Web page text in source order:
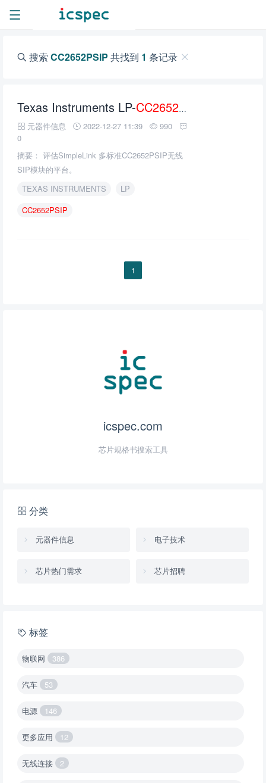
搜索 CC2652PSIP 共找到 1 条记录
Texas Instruments LP-CC2652PSIP
元器件信息 2022-12-27 11:39
990
0
摘要： 评估SimpleLink 多标准CC2652PSIP无线
SIP模块的平台。
TEXAS INSTRUMENTS
LP
CC2652PSIP
1
icspec.com
芯片规格书搜索工具
分类
元器件信息 电子技术
芯片热门需求 芯片招聘
标签
物联网 386
汽车 53
电源 146
更多应用 12
无线连接 2